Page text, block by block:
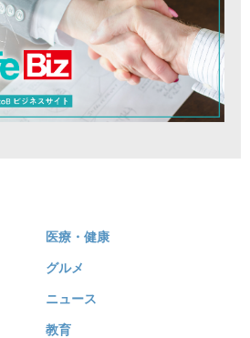
医療・健康
グルメ
ニュース
教育